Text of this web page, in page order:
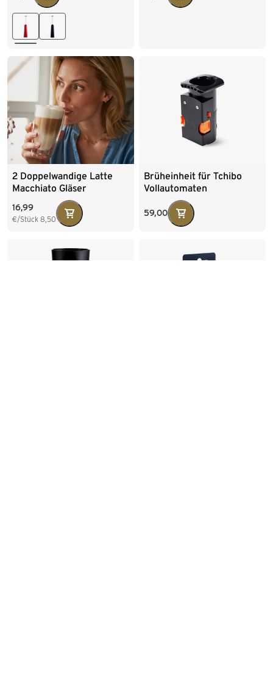
2 Doppelwandige Latte
Macchiato Gläser
16,99
€/Stück 8,50
Brüheinheit für Tchibo
Vollautomaten
59,00